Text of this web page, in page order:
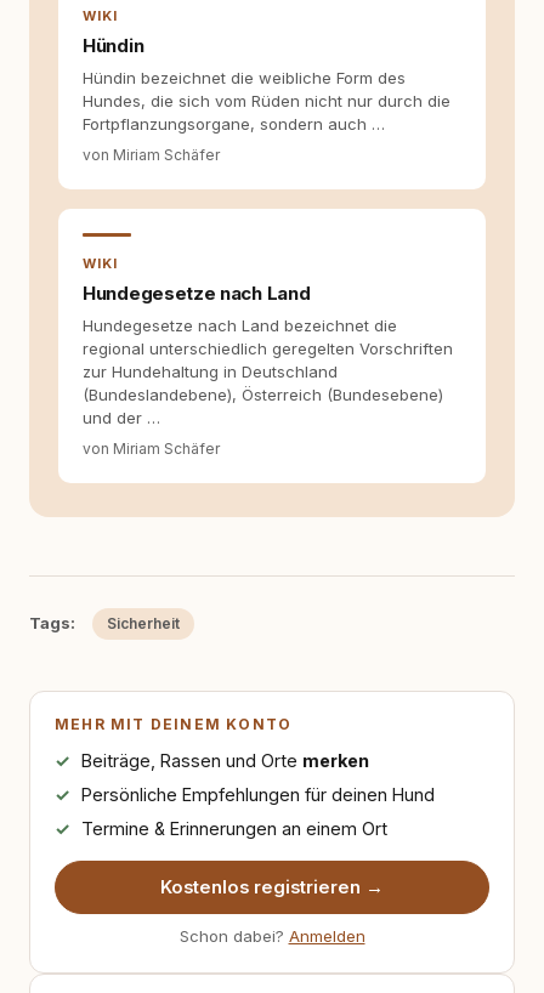
Welche Themen sind relevant? Welche
Fragen stehen dahinter? Und wie lassen sich
Inhalte so aufbereiten, dass sie verständlich,
fundiert und für unsere Leser wirklich
hilfreich sind? Ich glaube, dass Emotionen
entstehen dort, wo Information,
Hinterfragen zusammenkommen. Mit meinen
WIKI
Hündin
Hündin bezeichnet die weibliche Form des
Hundes, die sich vom Rüden nicht nur durch die
Fortpflanzungsorgane, sondern auch …
von Miriam Schäfer
WIKI
Hundegesetze nach Land
Hundegesetze nach Land bezeichnet die
regional unterschiedlich geregelten Vorschriften
zur Hundehaltung in Deutschland
(Bundeslandebene), Österreich (Bundesebene)
und der …
von Miriam Schäfer
Tags: Sicherheit
MEHR MIT DEINEM KONTO
Beiträge, Rassen und Orte merken
Persönliche Empfehlungen für deinen Hund
Termine & Erinnerungen an einem Ort
Kostenlos registrieren →
Schon dabei? Anmelden